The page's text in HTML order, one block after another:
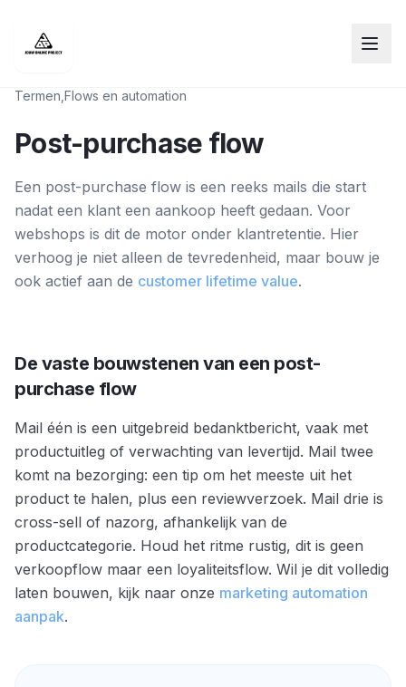
Termen Flows en automation
Post-purchase flow
Een post-purchase flow is een reeks mails die start
nadat een klant een aankoop heeft gedaan. Voor
webshops is dit de motor onder klantretentie. Hier
verhoog je niet alleen de tevredenheid, maar bouw je
ook actief aan de customer lifetime value.
De vaste bouwstenen van een post-
purchase flow
Mail één is een uitgebreid bedanktbericht, vaak met
productuitleg of verwachting van levertijd. Mail twee
komt na bezorging: een tip om het meeste uit het
product te halen, plus een reviewverzoek. Mail drie is
cross-sell of nazorg, afhankelijk van de
productcategorie. Houd het ritme rustig, dit is geen
verkoopflow maar een loyaliteitsflow. Wil je dit volledig
laten bouwen, kijk naar onze marketing automation
aanpak.